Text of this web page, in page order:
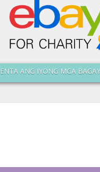
ANG IYONG MGA